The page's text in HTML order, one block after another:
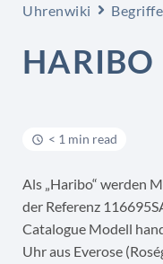
Uhrenwiki Begriffe
HARIBO
< 1 min read
Als „Haribo“ werden
der Referenz
Catalogue Modell
Uhr aus Everose